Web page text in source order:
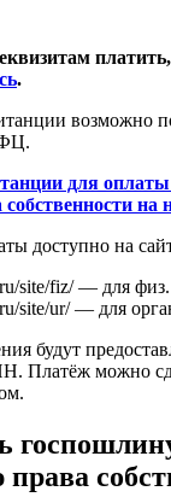
.
возможно
для
на
доступно на
site/fiz/ — для
site/ur/ — для
будут
Платёж можно